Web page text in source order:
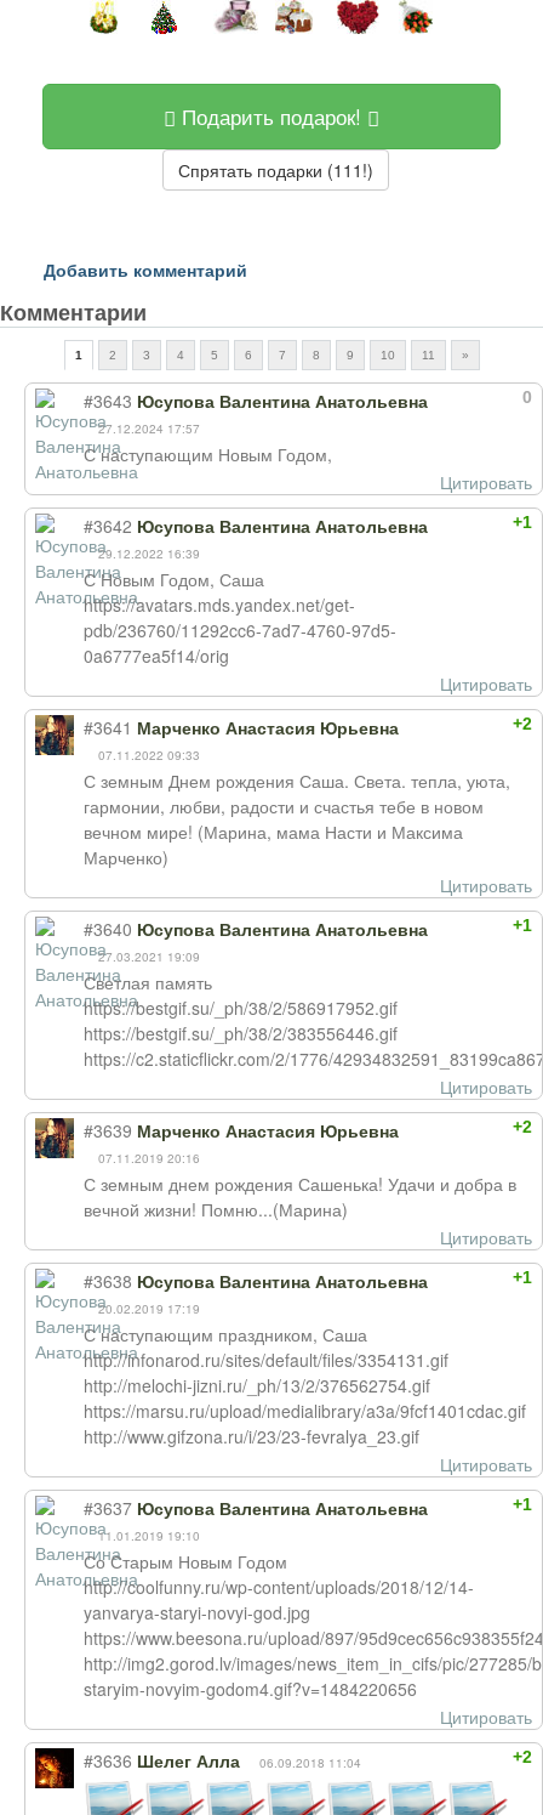
Подарить подарок!
Спрятать подарки (111!)
Добавить комментарий
Комментарии
1 2 3 4 5 6 7 8 9 10 11 »
0
#3643 Юсупова Валентина Анатольевна
27.12.2024 17:57
С наступающим Новым Годом,
Цитировать
+1
#3642 Юсупова Валентина Анатольевна
29.12.2022 16:39
С Новым Годом, Саша
https://avatars.mds.yandex.net/get-
pdb/236760/11292cc6-7ad7-4760-97d5-
0a6777ea5f14/orig
Цитировать
+2
#3641 Марченко Анастасия Юрьевна
07.11.2022 09:33
С земным Днем рождения Саша. Света. тепла, уюта,
гармонии, любви, радости и счастья тебе в новом
вечном мире! (Марина, мама Насти и Максима
Марченко)
Цитировать
+1
#3640 Юсупова Валентина Анатольевна
27.03.2021 19:09
Светлая память
https://bestgif.su/_ph/38/2/586917952.gif
https://bestgif.su/_ph/38/2/383556446.gif
https://c2.staticflickr.com/2/1776/
Цитировать
+2
#3639 Марченко Анастасия Юрьевна
07.11.2019 20:16
С земным днем рождения Сашенька! Удачи и добра в
вечной жизни! Помню...(Марина)
Цитировать
+1
#3638 Юсупова Валентина Анатольевна
20.02.2019 17:19
С наступающим праздником, Саша
http://infonarod.ru/sites/default/files/3354131.gif
http://melochi-jizni.ru/_ph/13/2/376562754.gif
https://marsu.ru/upload/medialibrary/a3a/9fcf1401cdac.gif
http://www.gifzona.ru/i/23/23-fevralya_23.gif
Цитировать
+1
#3637 Юсупова Валентина Анатольевна
11.01.2019 19:10
Со Старым Новым Годом
http://coolfunny.ru/wp-content/uploads/2018/12/14-
yanvarya-staryi-novyi-god.jpg
https://www.beesona.ru/upload/897/
http://img2.gorod.lv/images/news_item_in_cifs/pic/277285/
staryim-novyim-godom4.gif?v=1484220656
Цитировать
+2
#3636 Шелег Алла 06.09.2018 11:04